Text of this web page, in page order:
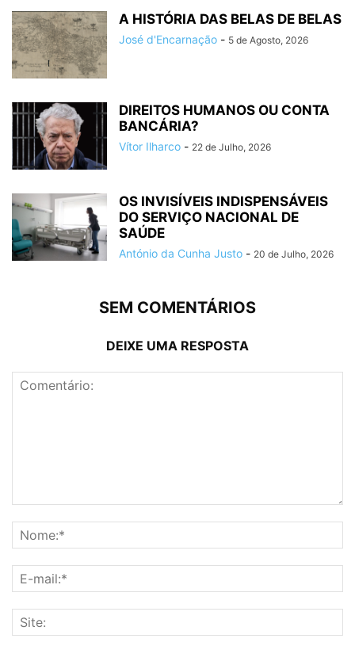
A HISTÓRIA DAS BELAS DE BELAS
José d'Encarnação - 5 de Agosto, 2026
DIREITOS HUMANOS OU CONTA
BANCÁRIA?
Vítor Ilharco - 22 de Julho, 2026
OS INVISÍVEIS INDISPENSÁVEIS
DO SERVIÇO NACIONAL DE
SAÚDE
António da Cunha Justo - 20 de Julho, 2026
SEM COMENTÁRIOS
DEIXE UMA RESPOSTA